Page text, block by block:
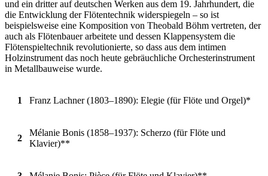
und ein dritter auf deutschen Werken aus dem 19. Jahrhundert, die
die Entwicklung der Flötentechnik widerspiegeln – so ist
beispielsweise eine Komposition von Theobald Böhm vertreten, der
auch als Flötenbauer arbeitete und dessen Klappensystem die
Flötenspieltechnik revolutionierte, so dass aus dem intimen
Holzinstrument das noch heute gebräuchliche Orchesterinstrument
in Metallbauweise wurde.
1 Franz Lachner (1803–1890): Elegie (für Flöte und Orgel)*
2
Mélanie Bonis (1858–1937): Scherzo (für Flöte und
Klavier)**